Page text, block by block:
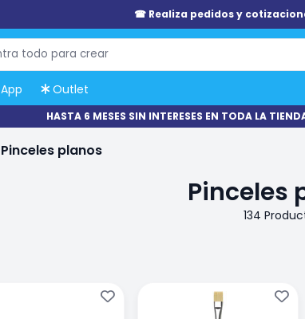
☎ Realiza pedidos y
App Outlet
HASTA 6 MESES SIN INTERESES EN TODA LA
Pinceles planos
Pinceles
134